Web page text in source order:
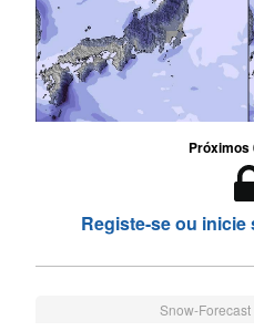
Próximos
Registe-se ou inicie
Snow-